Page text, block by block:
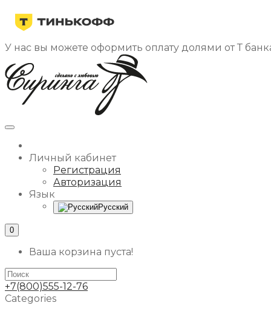
У нас вы можете оформить оплату долями от Т
Личный кабинет
Регистрация
Авторизация
Язык
Русский
0
Ваша корзина пуста!
+7(800)555-12-76
Categories